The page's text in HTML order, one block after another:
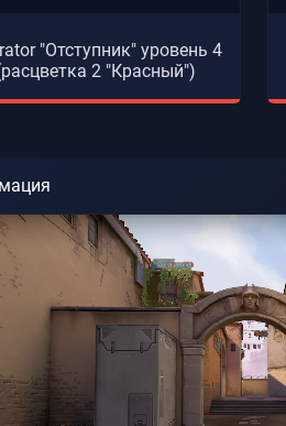
"Отступник" уровень 4
2 "Красный")